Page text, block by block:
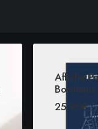
Affiche
25,90€